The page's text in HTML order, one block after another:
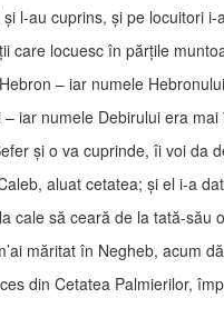
l-au cuprins, şi pe locuitori
care locuesc în părţile
– iar numele
iar numele Debirului era
şi o va cuprinde, îi voi da
aluat cetatea; şi el i-a
cale să ceară de la tată-
măritat în Negheb, acum
din Cetatea Palmierilor,